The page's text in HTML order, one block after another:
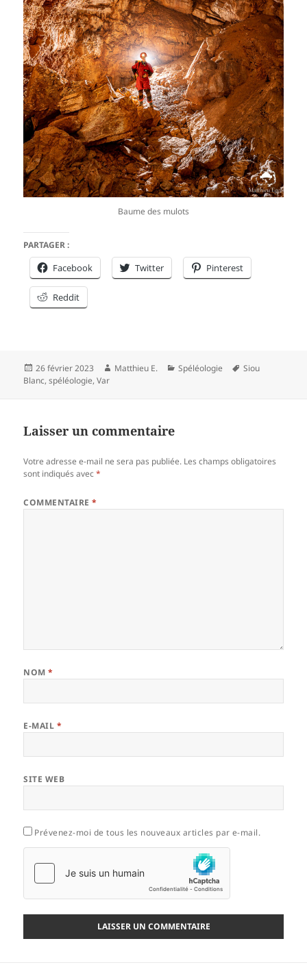
Baume des mulots
PARTAGER :
Facebook Twitter Pinterest
Reddit
Publié
le
26 février 2023 Auteur
Matthieu E. Catégories
Spéléologie
Mots-
Siou
Blanc,spéléologie,Var
Laisser un commentaire
Votre adresse e-mail ne sera pas publiée. Les champs obligatoires
sont indiqués avec*
COMMENTAIRE*
NOM*
E-MAIL *
SITE WEB
Prévenez-moi de tous les nouveaux articles par e-mail.